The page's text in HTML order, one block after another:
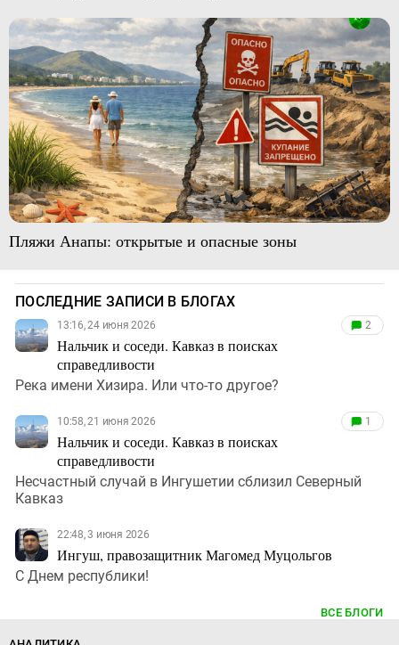
Пляжи Анапы: открытые и опасные зоны
ПОСЛЕДНИЕ ЗАПИСИ В БЛОГАХ
13:16, 24 июня 2026
Нальчик и соседи. Кавказ в поисках
справедливости
2
Река имени Хизира. Или что-то другое?
10:58, 21 июня 2026
Нальчик и соседи. Кавказ в поисках
справедливости
1
Несчастный случай в Ингушетии сблизил Северный
Кавказ
22:48, 3 июня 2026
Ингуш, правозащитник Магомед Муцольгов
С Днем республики!
ВСЕ БЛОГИ